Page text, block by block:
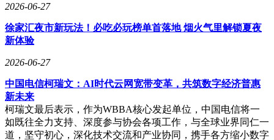
2026-06-27
徐家汇夜市新玩法！必吃必玩榜单首落地 烟火气里解锁夏夜
新体验
2026-06-27
中国电信柯瑞文：AI时代云网宽带变革，共筑数字经济普惠
新未来
柯瑞文最后表示，作为WBBA核心发起单位，中国电信将一
如既往全力支持、深度参与协会各项工作，与全球业界同仁一
道，坚守初心，深化技术交流和产业协同，携手各方缩小数字